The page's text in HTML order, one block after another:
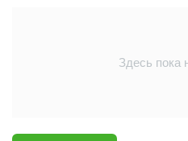
Здесь пока